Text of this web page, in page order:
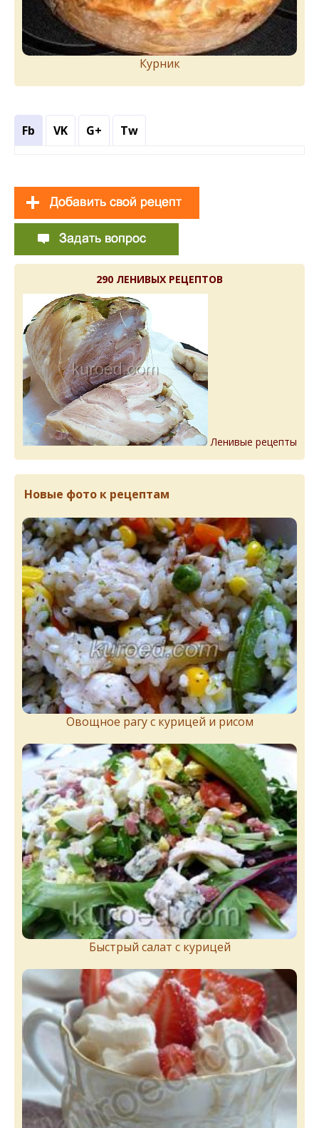
Курник
Fb VK G+ Tw
290 ЛЕНИВЫХ РЕЦЕПТОВ
Ленивые рецепты
Новые фото к рецептам
Овощное рагу с курицей и рисом
Быстрый салат с курицей